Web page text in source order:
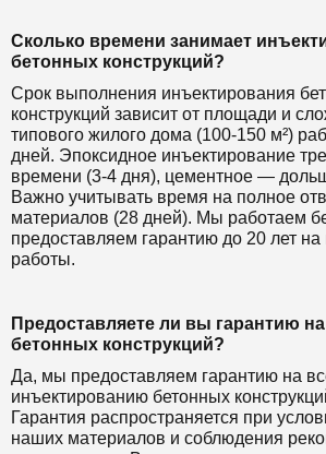
Сколько времени занимает
бетонных конструкций?
Срок выполнения инъектирования
конструкций зависит от площади и
типового жилого дома (100-150 м²)
дней. Эпоксидное инъектирование
времени (3-4 дня), цементное —
Важно учитывать время на полное
материалов (28 дней). Мы работаем
предоставляем гарантию до 20 лет
работы.
Предоставляете ли вы гарантию
бетонных конструкций?
Да, мы предоставляем гарантию на
инъектированию бетонных
Гарантия распространяется при
наших материалов и соблюдения